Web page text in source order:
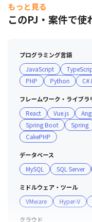
もっと見る
このPJ・案件で使
プログラミング言語
JavaScript
PHP
Python
フレームワーク・ライブラ
React
Vue.js
Spring Boot
Spring
CakePHP
データベース
MySQL
SQL Server
ミドルウェア・ツール
VMware
Hyper-V
クラウド